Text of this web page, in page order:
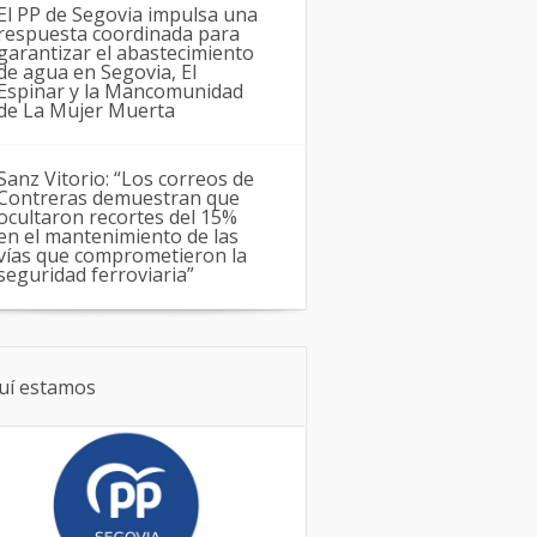
PP de Segovia impulsa una
coordinada para
el abastecimiento
agua en Segovia, El
y la Mancomunidad
La Mujer Muerta
Vitorio: “Los correos de
demuestran que
recortes del 15%
el mantenimiento de las
que comprometieron la
ferroviaria”
estamos